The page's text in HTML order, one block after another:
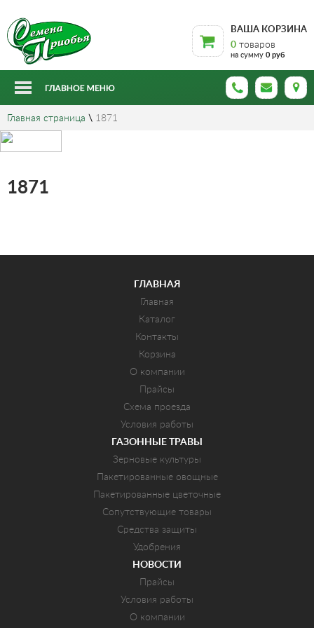
ВАША КОРЗИНА
0 товаров
на сумму 0 руб
Главная страница \ 1871
1871
ГЛАВНАЯ
Главная
Каталог
Контакты
Корзина
О компании
Прайсы
Схема проезда
Условия работы
ГАЗОННЫЕ ТРАВЫ
Зерновые культуры
Пакетированные овощные
Пакетированные цветочные
Сопутствующие товары
Средства защиты
Удобрения
НОВОСТИ
Прайсы
Условия работы
О компании